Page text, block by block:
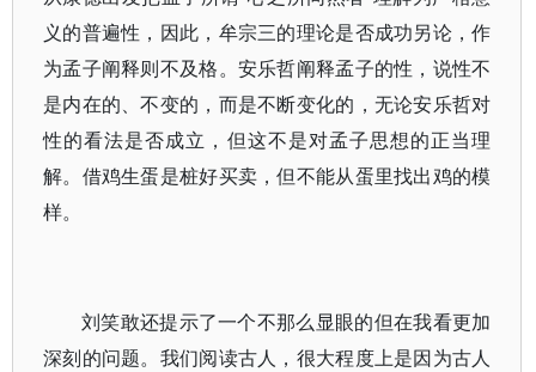
义的普遍性，因此，牟宗三的理论是否成功另论，作
为孟子阐释则不及格。安乐哲阐释孟子的性，说性不
是内在的、不变的，而是不断变化的，无论安乐哲对
性的看法是否成立，但这不是对孟子思想的正当理
解。借鸡生蛋是桩好买卖，但不能从蛋里找出鸡的模
样。
刘笑敢还提示了一个不那么显眼的但在我看更加
深刻的问题。我们阅读古人，很大程度上是因为古人